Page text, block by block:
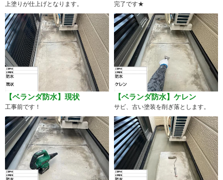
上塗りが仕上げとなります。 完了です★
【ベランダ防水】現状
工事前です！
【ベランダ防水】ケレン
サビ、古い塗装を削ぎ落とします。